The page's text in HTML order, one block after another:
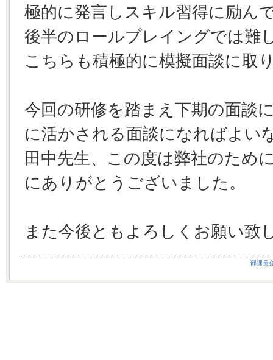
極的に発言しスキル習得に励ん
後半のロールプレイングでは難
こちらも積極的に模擬面談に取
今回の研修を踏まえ下期の面談
に活かされる面談になればよい
田中先生、この度は弊社のため
にありがとうございました。
また今後ともよろしくお願い致
部課長